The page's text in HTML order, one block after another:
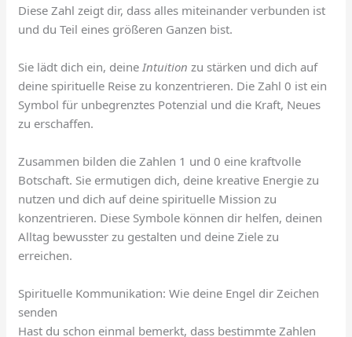
Diese Zahl zeigt dir, dass alles miteinander verbunden ist
und du Teil eines größeren Ganzen bist.
Sie lädt dich ein, deine Intuition zu stärken und dich auf
deine spirituelle Reise zu konzentrieren. Die Zahl 0 ist ein
Symbol für unbegrenztes Potenzial und die Kraft, Neues
zu erschaffen.
Zusammen bilden die Zahlen 1 und 0 eine kraftvolle
Botschaft. Sie ermutigen dich, deine kreative Energie zu
nutzen und dich auf deine spirituelle Mission zu
konzentrieren. Diese Symbole können dir helfen, deinen
Alltag bewusster zu gestalten und deine Ziele zu
erreichen.
Spirituelle Kommunikation: Wie deine Engel dir Zeichen
senden
Hast du schon einmal bemerkt, dass bestimmte Zahlen